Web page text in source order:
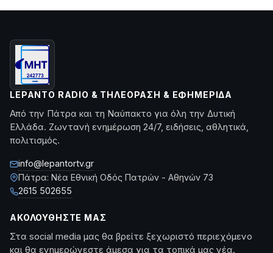
LEPANTO RADIO & ΤΗΛΕΌΡΑΣΗ & ΕΦΗΜΕΡΊΔΑ
Από την Πάτρα και τη Ναύπακτο για όλη την Δυτική
Ελλάδα. Ζωντανή ενημέρωση 24/7, ειδήσεις, αθλητικά,
πολιτισμός.
info@lepantortv.gr
Πάτρα: Νέα Εθνική Οδός Πατρών - Αθηνών 73
2615 502655
ΑΚΟΛΟΥΘΉΣΤΕ ΜΑΣ
Στα social media μας θα βρείτε ξεχωριστό περιεχόμενο
και θα ενημερώνεστε άμεσα για τα τοπικά μας νέα.